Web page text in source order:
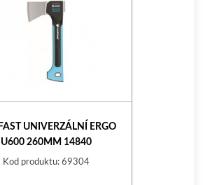
UNIVERZÁLNÍ ERGO
U600 260MM 14840
Kod produktu: 69304